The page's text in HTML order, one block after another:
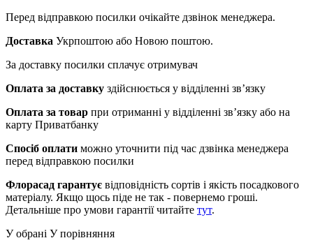
Перед відправкою посилки очікайте дзвінок менеджера.
Доставка Укрпоштою або Новою поштою.
За доставку посилки сплачує отримувач
Оплата за доставку здійснюється у відділенні зв’язку
Оплата за товар при отриманні у відділенні зв’язку або на
карту Приватбанку
Спосіб оплати можно уточнити під час дзвінка менеджера
перед відправкою посилки
Флорасад гарантує відповідність сортів і якість посадкового
матеріалу. Якщо щось піде не так - повернемо гроші.
Детальніше про умови гарантії читайте тут.
У обрані У порівняння